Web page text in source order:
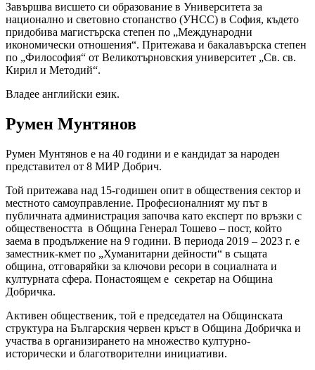
Завършва висшето си образование в Университета за
национално и световно стопанство (УНСС) в София, където
придобива магистърска степен по „Международни
икономически отношения“. Притежава и бакалавърска степен
по „Философия“ от Великотърновския университет „Св. св.
Кирил и Методий“.
Владее английски език.
Румен Мунтянов
Румен Мунтянов е на 40 години и е кандидат за народен
представител от 8 МИР Добрич.
Той притежава над 15-годишен опит в обществения сектор и
местното самоуправление. Професионалният му път в
публичната администрация започва като експерт по връзки с
обществеността в Община Генерал Тошево – пост, който
заема в продължение на 9 години. В периода 2019 – 2023 г. е
заместник-кмет по „Хуманитарни дейности“ в същата
община, отговаряйки за ключови ресори в социалната и
културната сфера. Понастоящем е секретар на Община
Добричка.
Активен общественик, той е председател на Общинската
структура на Българския червен кръст в Община Добричка и
участва в организирането на множество културно-
исторически и благотворителни инициативи.